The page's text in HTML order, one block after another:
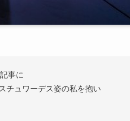
事に
チュワーデス姿の私を抱い